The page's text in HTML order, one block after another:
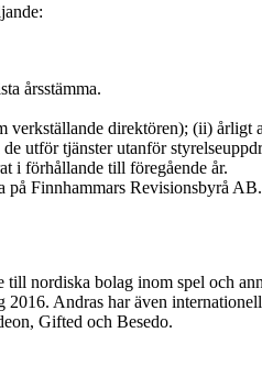
årsstämma.
verkställande direktören); (ii) årligt
utför tjänster utanför
i förhållande till föregående år.
på Finnhammars Revisionsbyrå AB.
nordiska bolag inom spel och
Andras har även
Gifted och Besedo.